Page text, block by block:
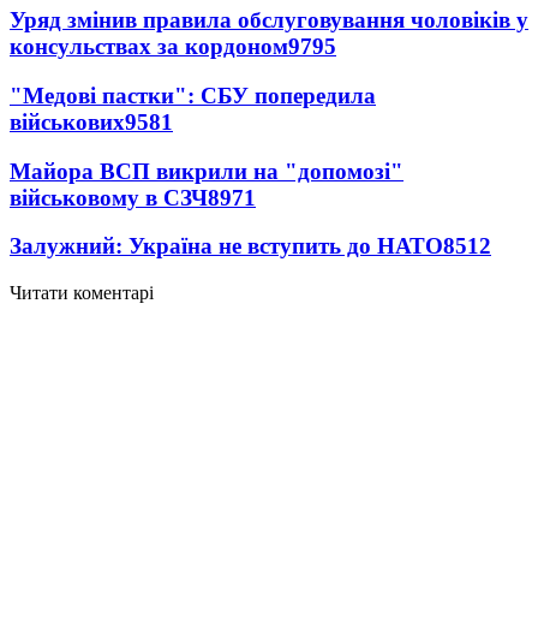
Уряд змінив правила обслуговування чоловіків у
консульствах за кордоном9795
"Медові пастки": СБУ попередила
військових9581
Майора ВСП викрили на "допомозі"
військовому в СЗЧ8971
Залужний: Україна не вступить до НАТО8512
Читати коментарі